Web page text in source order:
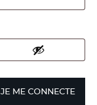
JE ME CONNECTE